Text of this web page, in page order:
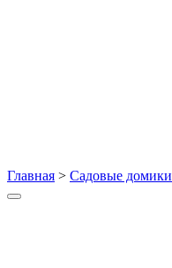
Главная > Садовые домики